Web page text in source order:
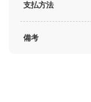
支払方法
備考